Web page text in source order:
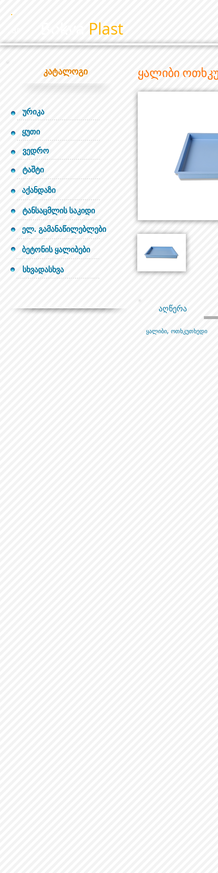
Plast
კატალოგი
ურიკა
ყუთი
ვედრო
ტაშტი
აქანდაზი
ტანსაცმლის საკიდი
ელ. გამანაწილებლები
ბეტონის ყალიბები
სხვადასხვა
ყალიბი
აღწერა
ყალიბი, ოთხკუთხედი